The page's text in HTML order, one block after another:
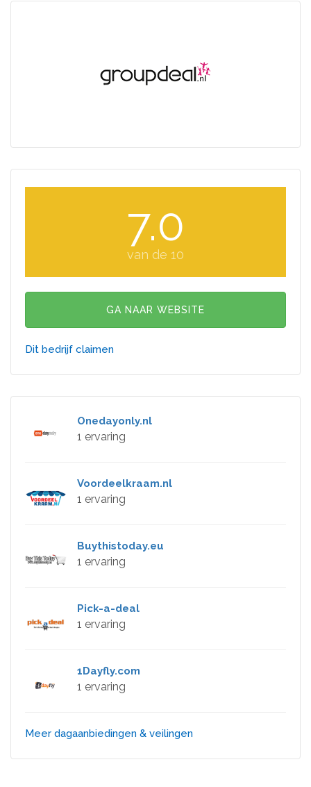
7.0
van de 10
GA NAAR WEBSITE
Dit bedrijf claimen
Onedayonly.nl
1 ervaring
Voordeelkraam.nl
1 ervaring
Buythistoday.eu
1 ervaring
Pick-a-deal
1 ervaring
1Dayfly.com
1 ervaring
Meer dagaanbiedingen & veilingen